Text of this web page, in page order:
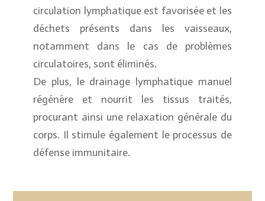
circulation lymphatique est favorisée et les
déchets présents dans les vaisseaux,
notamment dans le cas de problèmes
circulatoires, sont éliminés.
De plus, le drainage lymphatique manuel
régénère et nourrit les tissus traités,
procurant ainsi une relaxation générale du
corps. Il stimule également le processus de
défense immunitaire.